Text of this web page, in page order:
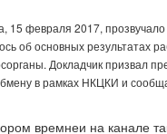
15 февраля 2017,
об основных результатах
Докладчик призвал
в рамках НКЦКИ и
времнеи на канале